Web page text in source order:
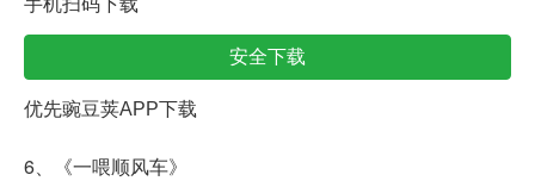
安全下载
优先豌豆荚APP下载
6、《一喂顺风车》